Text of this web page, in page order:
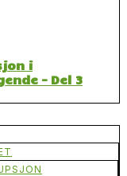
i
– Del 3